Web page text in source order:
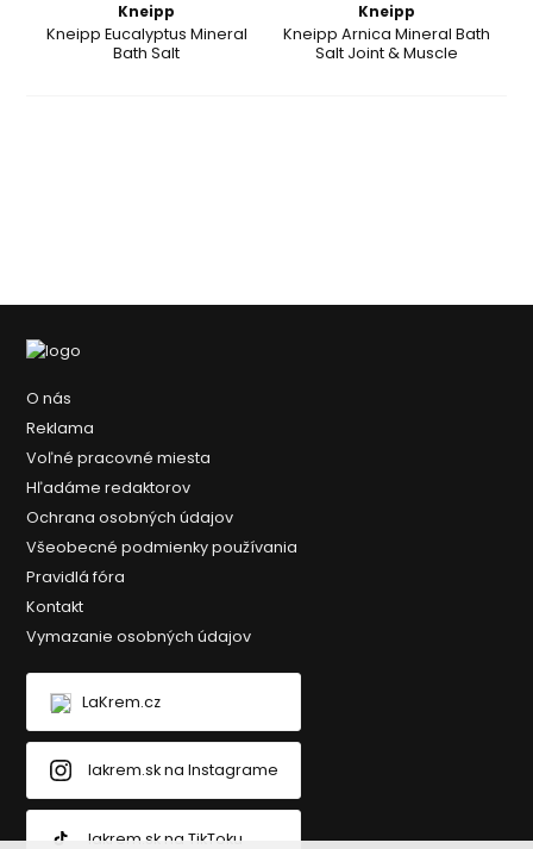
Kneipp
Kneipp Eucalyptus Mineral
Bath Salt
Kneipp
Kneipp Arnica Mineral Bath
Salt Joint & Muscle
O nás
Reklama
Voľné pracovné miesta
Hľadáme redaktorov
Ochrana osobných údajov
Všeobecné podmienky používania
Pravidlá fóra
Kontakt
Vymazanie osobných údajov
LaKrem.cz
lakrem.sk na Instagrame
lakrem.sk na TikToku